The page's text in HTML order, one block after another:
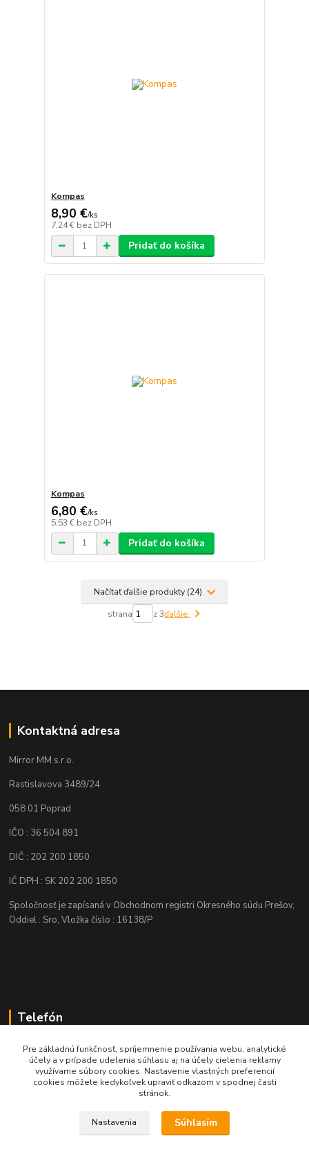
Kompas
8,90 €/ks
7,24 € bez DPH
Pridať do košíka
Kompas
6,80 €/ks
5,53 € bez DPH
Pridať do košíka
Načítať ďalšie produkty (24)
strana z 3ďalšie
Kontaktná adresa
Mirror MM s.r.o.
Rastislavova 3489/24
058 01 Poprad
IČO : 36 504 891
DIČ : 202 200 1850
IČ DPH : SK 202 200 1850
Spoločnosť je zapísaná v Obchodnom registri Okresného súdu Prešov,
Oddiel : Sro, Vložka číslo : 16138/P
Telefón
+421 905 622 625
obchod@nozeplus.sk
Pre základnú funkčnosť, spríjemnenie používania webu, analytické
účely a v prípade udelenia súhlasu aj na účely cielenia reklamy
využívame súbory cookies. Nastavenie vlastných preferencií
cookies môžete kedykoľvek upraviť odkazom v spodnej časti
stránok.
Nastavenia Súhlasím